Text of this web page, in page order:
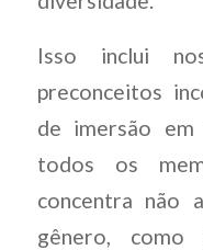
Isso inclui
preconceitos
de imersão
todos os
concentra não
gênero, como